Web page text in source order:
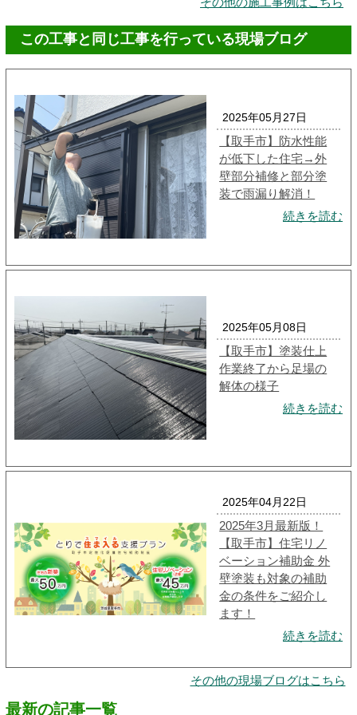
この工事と同じ工事を行っている現場ブログ
2025年05月27日
【取手市】防水性能
が低下した住宅→外
壁部分補修と部分塗
装で雨漏り解消！
続きを読む
2025年05月08日
【取手市】塗装仕上
作業終了から足場の
解体の様子
続きを読む
2025年04月22日
2025年3月最新版！
【取手市】住宅リノ
ベーション補助金 外
壁塗装も対象の補助
金の条件をご紹介し
ます！
続きを読む
その他の現場ブログはこちら
最新の記事一覧